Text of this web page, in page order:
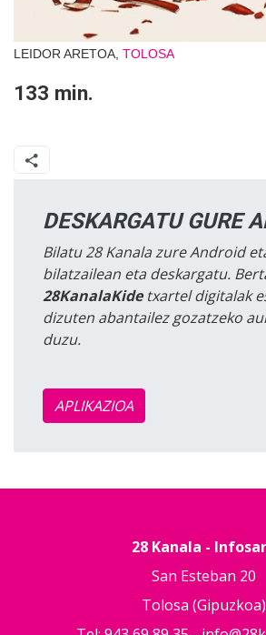
LEIDOR ARETOA, TOLOSA
133 min.
DESKARGATU GURE
Bilatu 28 Kanala zure Android
bilatzailean eta deskargatu.
28KanalaKidetxartel digitalak
dizuten abantailez gozatzeko
duzu.
APLIKAZIOA
28 Kanala -
San Esteban 20
Tolosa (Gipuzkoa)